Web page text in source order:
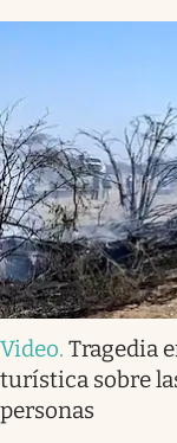
Video. Tragedia
turística sobre
personas